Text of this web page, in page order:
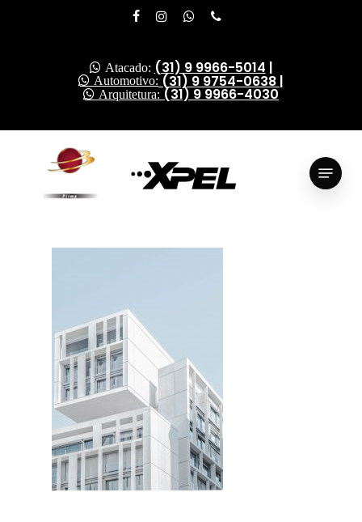
facebookinstagramwhatsapp
phone
Atacado: (31) 9 9966-5014 |
Automotivo: (31) 9 9754-0638 |
Arquitetura: (31) 9 9966-4030
Menu